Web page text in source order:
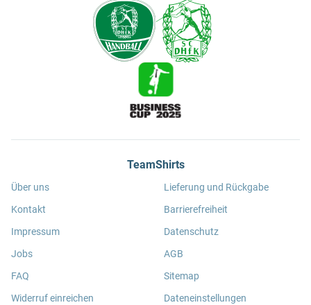
TeamShirts
Über uns
Kontakt
Impressum
Jobs
FAQ
Widerruf einreichen
Lieferung und Rückgabe
Barrierefreiheit
Datenschutz
AGB
Sitemap
Dateneinstellungen